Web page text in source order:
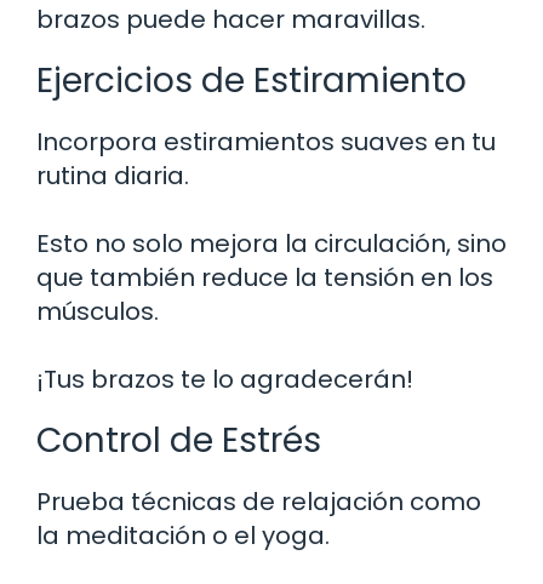
brazos puede hacer maravillas.
Ejercicios de Estiramiento
Incorpora estiramientos suaves en tu
rutina diaria.
Esto no solo mejora la circulación, sino
que también reduce la tensión en los
músculos.
¡Tus brazos te lo agradecerán!
Control de Estrés
Prueba técnicas de relajación como
la meditación o el yoga.